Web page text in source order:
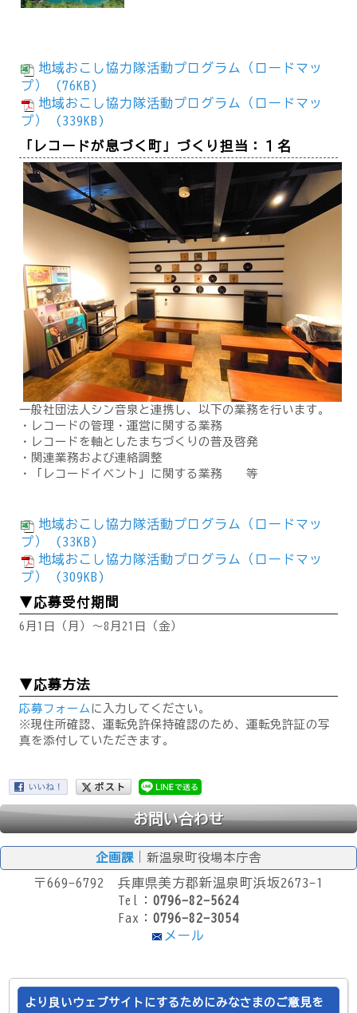
地域おこし協力隊活動プログラム（ロードマッ
プ） (76KB)
地域おこし協力隊活動プログラム（ロードマッ
プ） (339KB)
「レコードが息づく町」づくり担当：１名
一般社団法人シン音泉と連携し、以下の業務を行います。
・レコードの管理・運営に関する業務
・レコードを軸としたまちづくりの普及啓発
・関連業務および連絡調整
・「レコードイベント」に関する業務 等
地域おこし協力隊活動プログラム（ロードマッ
プ） (33KB)
地域おこし協力隊活動プログラム（ロードマッ
プ） (309KB)
▼応募受付期間
6月1日（月）～8月21日（金）
▼応募方法
応募フォーム に入力してください。
※現住所確認、運転免許保持確認のため、運転免許証の写
真を添付していただきます。
お問い合わせ
企画課 ｜新温泉町役場本庁舎
〒669-6792 兵庫県美方郡新温泉町浜坂2673-1
Tel： 0796-82-5624
Fax： 0796-82-3054
メール
より良いウェブサイトにするためにみなさまのご意見を